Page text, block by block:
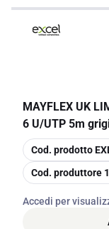
MAYFLEX UK
6 U/UTP 5m
copia
Cod. prodotto
copia
Cod. produttore
Accedi per